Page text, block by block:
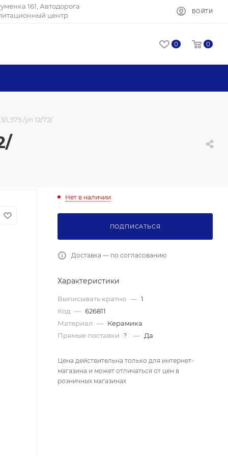
161, Автодорога
центр
ВОЙТИ
0 0
/уп 12/72/
Нет в наличии
ПОДПИСАТЬСЯ
Доставка — по согласованию
Характеристики
Выписывать кратно — 1
Код — 626811
Материал — Керамика
Прямые поставки
? — Да
Цена действительна только для интернет-
магазина и может отличаться от цен в
розничных магазинах